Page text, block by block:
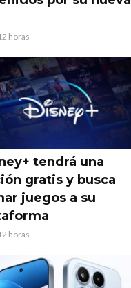
horas
tendrá una
gratis y busca
juegos a su
horas